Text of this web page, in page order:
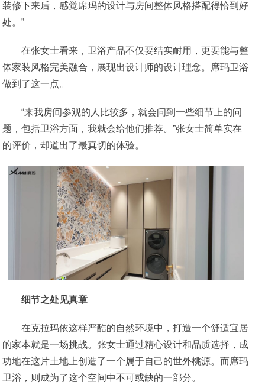
装修下来后，感觉席玛的设计与房间整体风格搭配得恰到好
处。”
在张女士看来，卫浴产品不仅要结实耐用，更要能与整
体家装风格完美融合，展现出设计师的设计理念。席玛卫浴
做到了这一点。
“来我房间参观的人比较多，就会问到一些细节上的问
题，包括卫浴方面，我就会给他们推荐。”张女士简单实在
的评价，却道出了最真切的体验。
细节之处见真章
在克拉玛依这样严酷的自然环境中，打造一个舒适宜居
的家本就是一场挑战。张女士通过精心设计和品质选择，成
功地在这片土地上创造了一个属于自己的世外桃源。而席玛
卫浴，则成为了这个空间中不可或缺的一部分。